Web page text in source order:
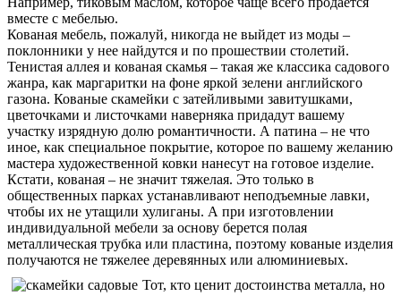
вместе с мебелью.
Кованая мебель, пожалуй, никогда не выйдет из моды –
поклонники у нее найдутся и по прошествии столетий.
Тенистая аллея и кованая скамья – такая же классика садового
жанра, как маргаритки на фоне яркой зелени английского
газона. Кованые скамейки с затейливыми завитушками,
цветочками и листочками наверняка придадут вашему
участку изрядную долю романтичности. А патина – не что
иное, как специальное покрытие, которое по вашему желанию
мастера художественной ковки нанесут на готовое изделие.
Кстати, кованая – не значит тяжелая. Это только в
общественных парках устанавливают неподъемные лавки,
чтобы их не утащили хулиганы. А при изготовлении
индивидуальной мебели за основу берется полая
металлическая трубка или пластина, поэтому кованые изделия
получаются не тяжелее деревянных или алюминиевых.
Тот, кто ценит достоинства металла, но